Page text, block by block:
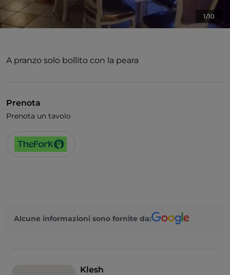
1/10
A pranzo solo bollito con la peara
Prenota
Prenota un tavolo
Alcune informazioni sono fornite da:
Klesh